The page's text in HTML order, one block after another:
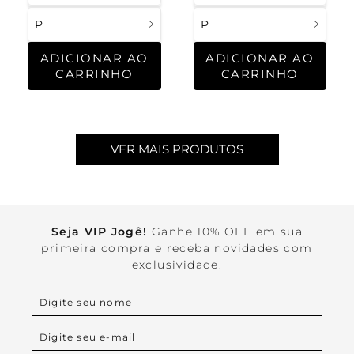
P
ADICIONAR AO
CARRINHO
P
ADICIONAR AO
CARRINHO
Seja VIP Jogê! Ganhe 10% OFF em sua
primeira compra e receba novidades com
exclusividade.